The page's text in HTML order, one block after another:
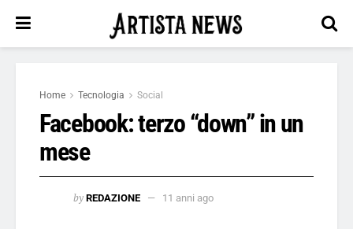
Home Tecnologia Social
Facebook: terzo “down” in un
mese
by REDAZIONE 11 anni ago